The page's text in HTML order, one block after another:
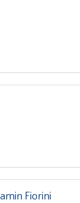
Fiorini